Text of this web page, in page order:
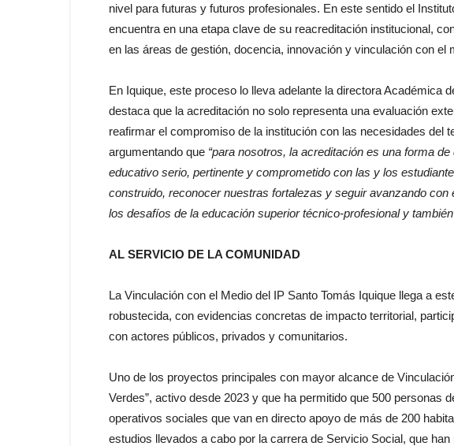
nivel para futuras y futuros profesionales. En este sentido el
encuentra en una etapa clave de su reacreditación institucional,
en las áreas de gestión, docencia, innovación y vinculación con el
En Iquique, este proceso lo lleva adelante la directora Académica
destaca que la acreditación no solo representa una evaluación
reafirmar el compromiso de la institución con las necesidades del
argumentando que “para nosotros, la acreditación es una forma
educativo serio, pertinente y comprometido con las y los
construido, reconocer nuestras fortalezas y seguir avanzando con
los desafíos de la educación superior técnico-profesional y
AL SERVICIO DE LA COMUNIDAD
La Vinculación con el Medio del IP Santo Tomás Iquique llega a
robustecida, con evidencias concretas de impacto territorial,
con actores públicos, privados y comunitarios.
Uno de los proyectos principales con mayor alcance de
Verdes”, activo desde 2023 y que ha permitido que 500 personas
operativos sociales que van en directo apoyo de más de 200
estudios llevados a cabo por la carrera de Servicio Social, que